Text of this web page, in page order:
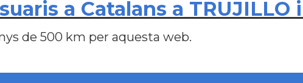
a Catalans a TRUJILLO
de 500 km per aquesta web.